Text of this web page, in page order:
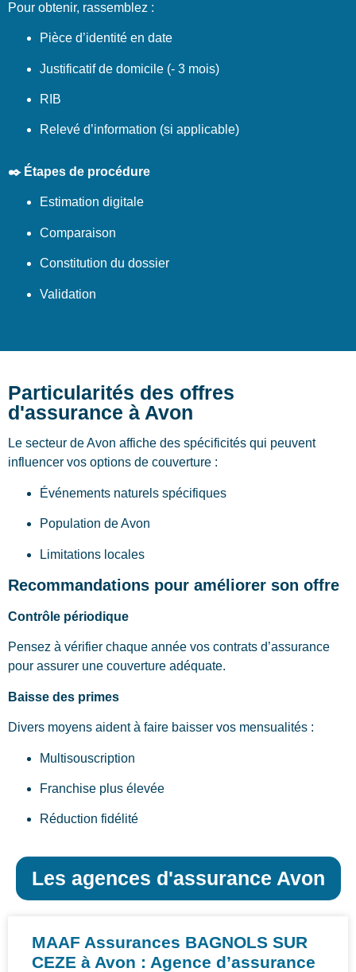
Pour obtenir, rassemblez :
Pièce d’identité en date
Justificatif de domicile (- 3 mois)
RIB
Relevé d’information (si applicable)
✒️ Étapes de procédure
Estimation digitale
Comparaison
Constitution du dossier
Validation
Particularités des offres
d'assurance à Avon
Le secteur de Avon affiche des spécificités qui peuvent
influencer vos options de couverture :
Événements naturels spécifiques
Population de Avon
Limitations locales
Recommandations pour améliorer son offre
Contrôle périodique
Pensez à vérifier chaque année vos contrats d’assurance
pour assurer une couverture adéquate.
Baisse des primes
Divers moyens aident à faire baisser vos mensualités :
Multisouscription
Franchise plus élevée
Réduction fidélité
Les agences d'assurance Avon
MAAF Assurances BAGNOLS SUR
CEZE à Avon : Agence d’assurance